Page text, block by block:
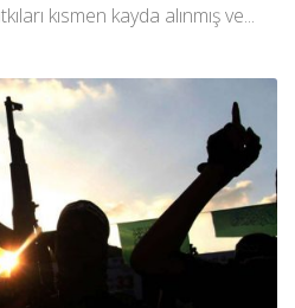
kısmen kayda alınmış ve...